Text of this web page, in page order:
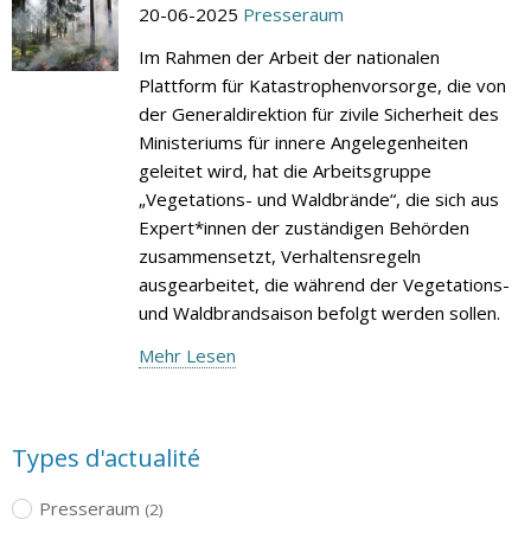
20-06-2025 Presseraum
Im Rahmen der Arbeit der nationalen
Plattform für Katastrophenvorsorge, die von
der Generaldirektion für zivile Sicherheit des
Ministeriums für innere Angelegenheiten
geleitet wird, hat die Arbeitsgruppe
„Vegetations- und Waldbrände“, die sich aus
Expert*innen der zuständigen Behörden
zusammensetzt, Verhaltensregeln
ausgearbeitet, die während der Vegetations-
und Waldbrandsaison befolgt werden sollen.
Mehr Lesen
Types d'actualité
Presseraum (2)